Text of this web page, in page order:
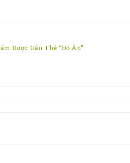
Được Gắn Thẻ “Đồ Ăn”